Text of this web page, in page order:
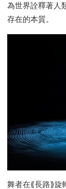
為世界詮釋著人
存在的本質。
舞者在⟪長路⟫旋